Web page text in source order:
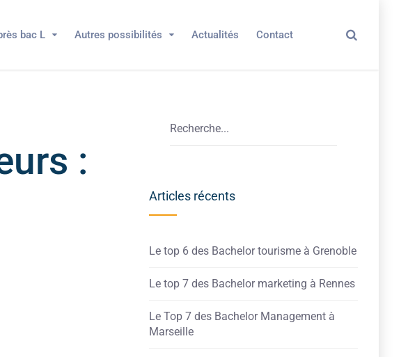
bac L Autres possibilités Actualités Contact
:
Articles récents
Le top 6 des Bachelor tourisme à Grenoble
Le top 7 des Bachelor marketing à Rennes
Le Top 7 des Bachelor Management à
Marseille